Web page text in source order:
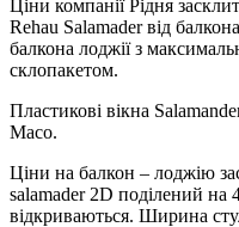
Ціни компанії Рідня
Rehau Salamader від
балкона лоджії з
склопакетом.
Пластикові вікна
Maco.
Ціни на балкон – лоджію
salamader 2D поділений на
відкриваються. Ширина